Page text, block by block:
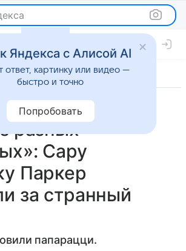
жизнь
разных
Сару
Паркер
за странный
папарацци.
Яндекса с Алисой AI
ответ, картинку или видео —
быстро и точно
Попробовать